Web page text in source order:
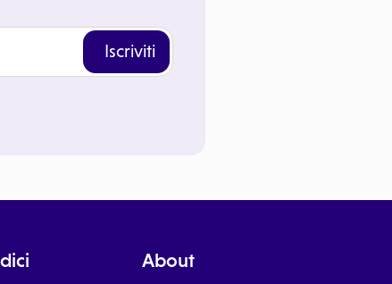
Iscriviti
About